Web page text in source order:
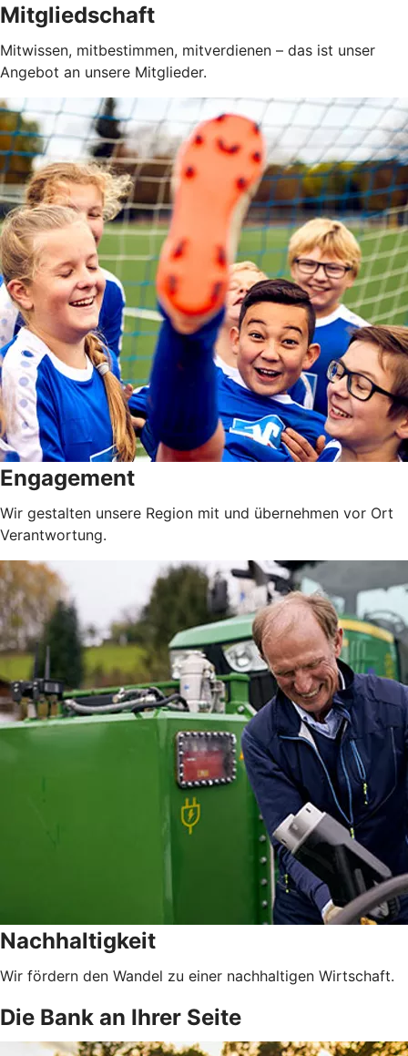
Mitgliedschaft
Mitwissen, mitbestimmen, mitverdienen – das ist unser
Angebot an unsere Mitglieder.
Engagement
Wir gestalten unsere Region mit und übernehmen vor Ort
Verantwortung.
Nachhaltigkeit
Wir fördern den Wandel zu einer nachhaltigen Wirtschaft.
Die Bank an Ihrer Seite